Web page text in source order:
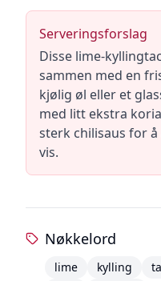
Serveringsforslag
Disse lime-
sammen med en
kjølig øl eller et
med litt ekstra
sterk chilisaus for
vis.
Nøkkelord
lime kylling